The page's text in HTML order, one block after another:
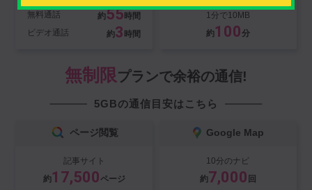
無料通話 約55時間
ビデオ通話
約3 時間
1分で10MB
約100分
無制限プランで余裕の通信!
5GBの通信目安はこちら
ページ閲覧
記事サイト
約17,500 ページ
Google Map
10分のナビ
約7,000 回